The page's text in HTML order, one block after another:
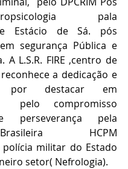
pala
Estácio de Sá. pós
segurança Pública e
A L.S.R. FIRE ,centro de
a dedicação e
por destacar em
pelo compromisso
perseverança pela
Brasileira      HCPM
militar do Estado
setor( Nefrologia).